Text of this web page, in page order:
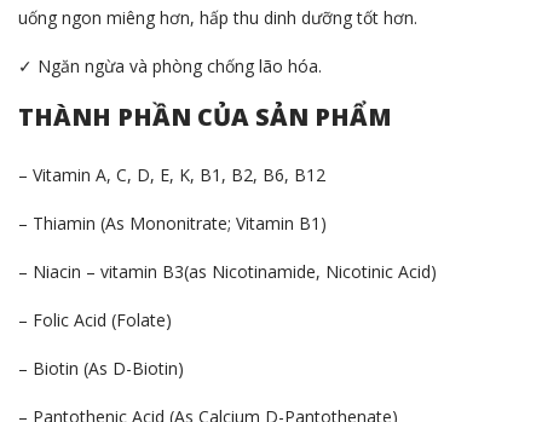
uống ngon miêng hơn, hấp thu dinh dưỡng tốt hơn.
✓ Ngăn ngừa và phòng chống lão hóa.
THÀNH PHẦN CỦA SẢN PHẨM
– Vitamin A, C, D, E, K, B1, B2, B6, B12
– Thiamin (As Mononitrate; Vitamin B1)
– Niacin – vitamin B3(as Nicotinamide, Nicotinic Acid)
– Folic Acid (Folate)
– Biotin (As D-Biotin)
– Pantothenic Acid (As Calcium D-Pantothenate)